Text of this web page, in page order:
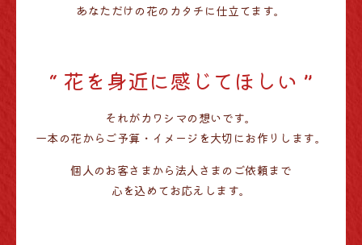
あなただけの花のカタチに仕立てます。
“ 花を身近に感じてほしい ”
それがカワシマの想いです。
一本の花から ご予算・イメージを大切にお作りします。
個人のお客さまから 法人さまのご依頼まで
心を込めてお応えします。